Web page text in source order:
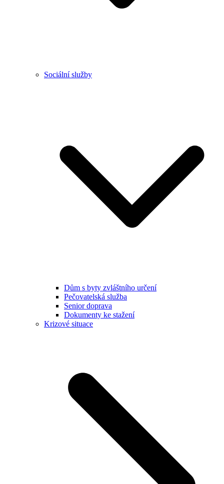
Sociální služby
Dům s byty zvláštního určení
Pečovatelská služba
Senior doprava
Dokumenty ke stažení
Krizové situace